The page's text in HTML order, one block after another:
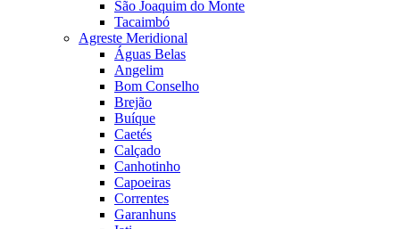
São Joaquim do Monte
Tacaimbó
Agreste Meridional
Águas Belas
Angelim
Bom Conselho
Brejão
Buíque
Caetés
Calçado
Canhotinho
Capoeiras
Correntes
Garanhuns